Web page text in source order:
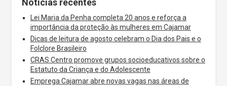
Lei Maria da Penha completa 20 anos e reforça a
importância da proteção às mulheres em Cajamar
Dicas de leitura de agosto celebram o Dia dos Pais e o
Folclore Brasileiro
CRAS Centro promove grupos socioeducativos sobre o
Estatuto da Criança e do Adolescente
Emprega Cajamar abre novas vagas nas áreas de